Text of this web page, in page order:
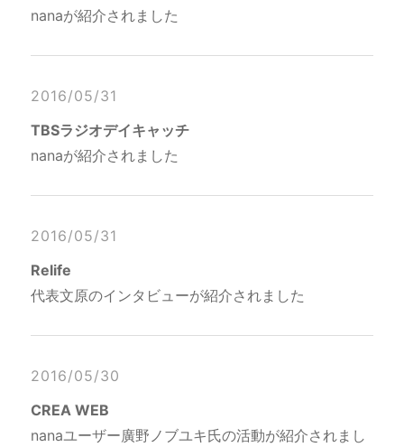
nanaが紹介されました
2016/05/31
TBSラジオデイキャッチ
nanaが紹介されました
2016/05/31
Relife
代表文原のインタビューが紹介されました
2016/05/30
CREA WEB
nanaユーザー廣野ノブユキ氏の活動が紹介されまし